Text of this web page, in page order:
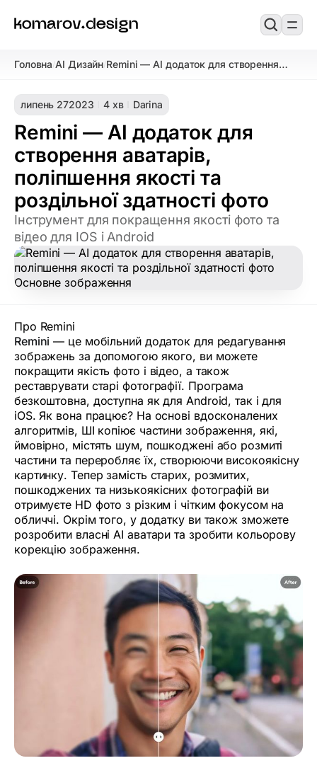
Головна/AI Дизайн/Remini — AI додаток для створення
роздільної здатності фото
липень 272023 4 хв Darina
Remini — AI додаток для
створення аватарів,
поліпшення якості та
роздільної здатності фото
Інструмент для покращення якості фото та
відео для IOS і Android
Про Remini
Remini — це мобільний додаток для редагування
зображень за допомогою якого, ви можете
покращити якість фото і відео, а також
реставрувати старі фотографії. Програма
безкоштовна, доступна як для Android, так і для
iOS. Як вона працює? На основі вдосконалених
алгоритмів, ШІ копіює частини зображення, які,
ймовірно, містять шум, пошкоджені або розмиті
частини та переробляє їх, створюючи високоякісну
картинку. Тепер замість старих, розмитих,
пошкоджених та низькоякісних фотографій ви
отримуєте HD фото з різким і чітким фокусом на
обличчі. Окрім того, у додатку ви також зможете
розробити власні AI аватари та зробити кольорову
корекцію зображення.